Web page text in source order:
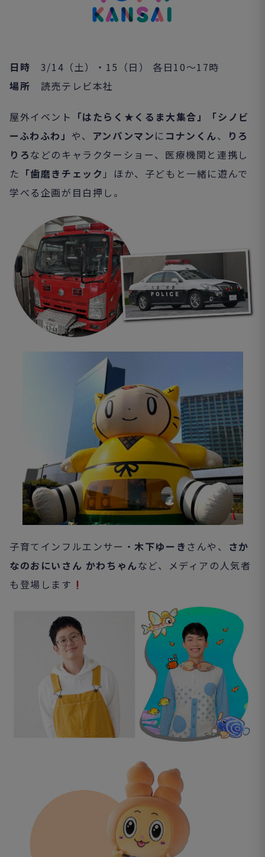
日時 3/14（土）・15（日） 各日10～17時
場所 読売テレビ本社
屋外イベント 「はたらく★くるま大集合」「シノビ
ーふわふわ」 や、 アンパンマンに コナンくん、
りろ
りろなどのキャラクターショー、医療機関と連携し
た 「歯磨きチェック 」ほか、子どもと一緒に遊んで
学べる企画が目白押し。
子育てインフルエンサー・木下ゆーき さんや、 さか
なのおにいさん かわちゃんなど、メディアの人気者
も登場します